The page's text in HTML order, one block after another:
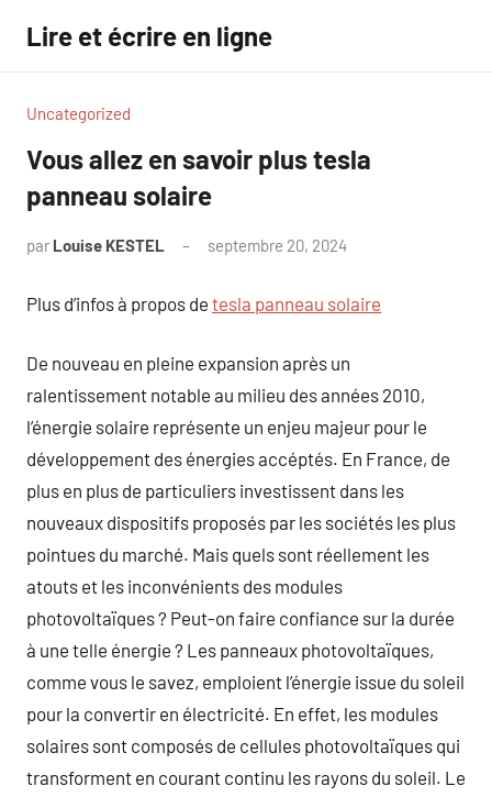
contenu
Lire et écrire en ligne
Uncategorized
Vous allez en savoir plus tesla
panneau solaire
par Louise KESTEL septembre 20, 2024
Plus d’infos à propos de tesla panneau solaire
De nouveau en pleine expansion après un
ralentissement notable au milieu des années 2010,
l’énergie solaire représente un enjeu majeur pour le
développement des énergies accéptés. En France, de
plus en plus de particuliers investissent dans les
nouveaux dispositifs proposés par les sociétés les plus
pointues du marché. Mais quels sont réellement les
atouts et les inconvénients des modules
photovoltaïques ? Peut-on faire confiance sur la durée
à une telle énergie ? Les panneaux photovoltaïques,
comme vous le savez, emploient l’énergie issue du soleil
pour la convertir en électricité. En effet, les modules
solaires sont composés de cellules photovoltaïques qui
transforment en courant continu les rayons du soleil. Le